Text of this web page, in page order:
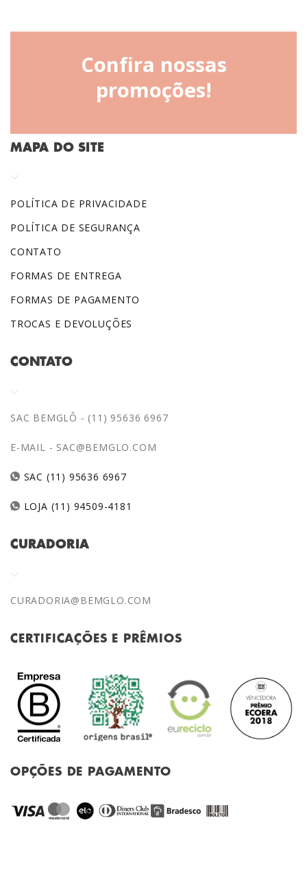
Confira nossas
promoções!
MAPA DO SITE
POLÍTICA DE PRIVACIDADE
POLÍTICA DE SEGURANÇA
CONTATO
FORMAS DE ENTREGA
FORMAS DE PAGAMENTO
TROCAS E DEVOLUÇÕES
CONTATO
SAC BEMGLÔ - (11) 95636 6967
E-MAIL - SAC@BEMGLO.COM
SAC (11) 95636 6967
LOJA (11) 94509-4181
CURADORIA
CURADORIA@BEMGLO.COM
CERTIFICAÇÕES E PRÊMIOS
OPÇÕES DE PAGAMENTO